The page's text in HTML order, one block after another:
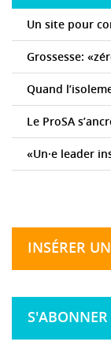
Un site pour
Grossesse:
Quand
Le ProSA
«Un·e leader
INSÉRER
S'ABONNER